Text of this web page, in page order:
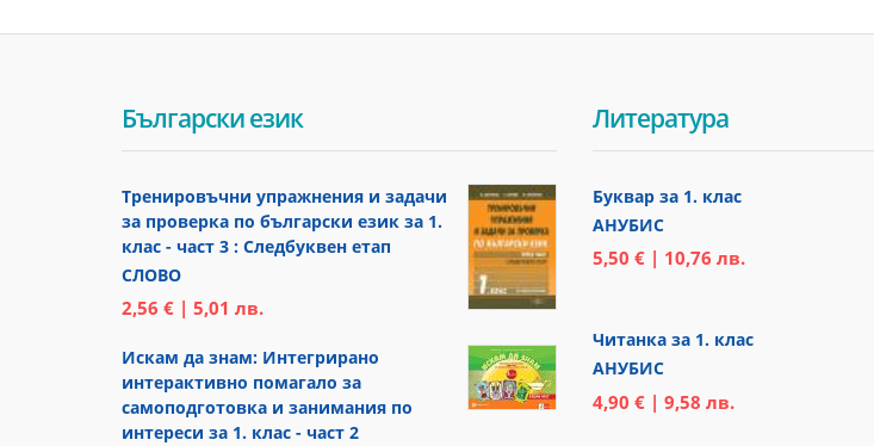
Български език
Тренировъчни упражнения и задачи
за проверка по български език за 1.
клас - част 3 : Следбуквен етап
СЛОВО
2,56 € | 5,01 лв.
Искам да знам: Интегрирано
интерактивно помагало за
самоподготовка и занимания по
интереси за 1. клас - част 2
Литература
Буквар за 1. клас
АНУБИС
5,50 € | 10,76 лв.
Читанка за 1. клас
АНУБИС
4,90 € | 9,58 лв.